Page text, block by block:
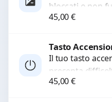
bloccati o non
servizio di
45,00€
Tasto
Il tuo tasto
presenta
professionale di
45,00€